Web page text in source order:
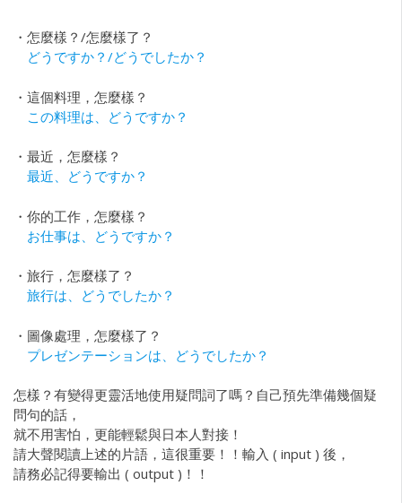
・怎麼樣？/怎麼樣了？
どうですか？/どうでしたか？
・這個料理，怎麼樣？
この料理は、どうですか？
・最近，怎麼樣？
最近、どうですか？
・你的工作，怎麼樣？
お仕事は、どうですか？
・旅行，怎麼樣了？
旅行は、どうでしたか？
・圖像處理，怎麼樣了？
プレゼンテーションは、どうでしたか？
怎樣？有變得更靈活地使用疑問詞了嗎？自己預先準備幾個疑
問句的話，
就不用害怕，更能輕鬆與日本人對接！
請大聲閱讀上述的片語，這很重要！！輸入 ( input ) 後，
請務必記得要輸出 ( output )！！